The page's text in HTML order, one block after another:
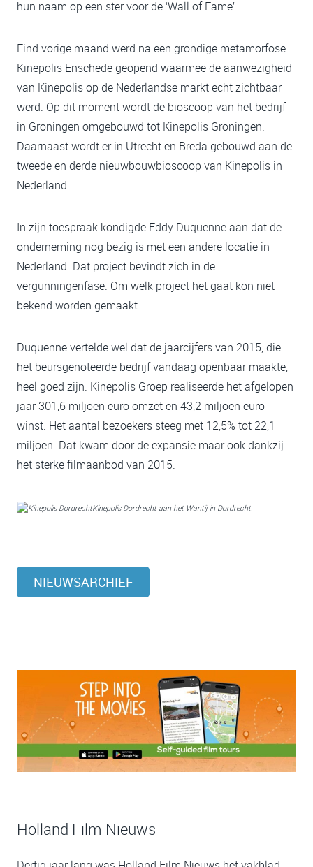
hun naam op een ster voor de ‘Wall of Fame’.
Eind vorige maand werd na een grondige metamorfose
Kinepolis Enschede geopend waarmee de aanwezigheid
van Kinepolis op de Nederlandse markt echt zichtbaar
werd. Op dit moment wordt de bioscoop van het bedrijf
in Groningen omgebouwd tot Kinepolis Groningen.
Daarnaast wordt er in Utrecht en Breda gebouwd aan de
tweede en derde nieuwbouwbioscoop van Kinepolis in
Nederland.
In zijn toespraak kondigde Eddy Duquenne aan dat de
onderneming nog bezig is met een andere locatie in
Nederland. Dat project bevindt zich in de
vergunningenfase. Om welk project het gaat kon niet
bekend worden gemaakt.
Duquenne vertelde wel dat de jaarcijfers van 2015, die
het beursgenoteerde bedrijf vandaag openbaar maakte,
heel goed zijn. Kinepolis Groep realiseerde het afgelopen
jaar 301,6 miljoen euro omzet en 43,2 miljoen euro
winst. Het aantal bezoekers steeg met 12,5% tot 22,1
miljoen. Dat kwam door de expansie maar ook dankzij
het sterke filmaanbod van 2015.
Kinepolis Dordrecht aan het Wantij in Dordrecht.
NIEUWSARCHIEF
Holland Film Nieuws